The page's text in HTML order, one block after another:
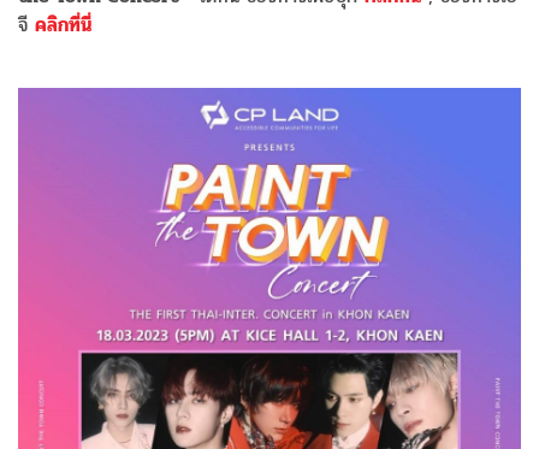
จี คลิกที่นี่